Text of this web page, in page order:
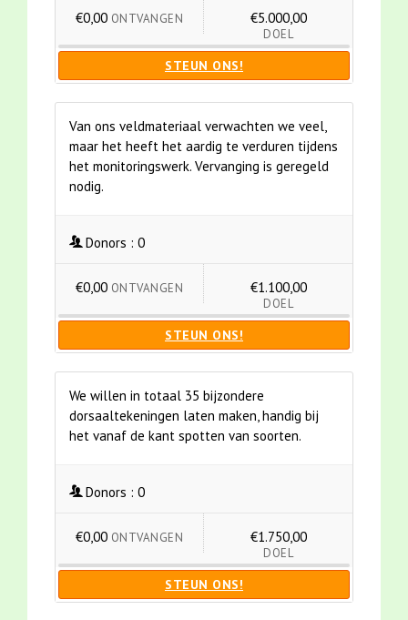
€0,00 ONTVANGEN €5.000,00
DOEL
STEUN ONS!
Van ons veldmateriaal verwachten we veel,
maar het heeft het aardig te verduren tijdens
het monitoringswerk. Vervanging is geregeld
nodig.
Donors : 0
€0,00 ONTVANGEN €1.100,00
DOEL
STEUN ONS!
We willen in totaal 35 bijzondere
dorsaaltekeningen laten maken, handig bij
het vanaf de kant spotten van soorten.
Donors : 0
€0,00 ONTVANGEN €1.750,00
DOEL
STEUN ONS!